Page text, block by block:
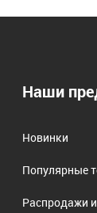
Наши
Новинки
Популярные
Распродажи